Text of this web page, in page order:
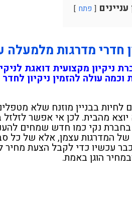
עניינים פתח
חדרי מדרגות
ניקיון מקצועית דואגת
וכמה עולה להזמין ניקיון
לחיות בבניין מוזנח שלא
מהבית. לכן אי אפשר לזלזל
בחברת נקי כמו חדש שמחים
של המדרגות עצמן, אלא של כל
עכשיו כדי לקבל הצעת מחיר
הוגן באמת.